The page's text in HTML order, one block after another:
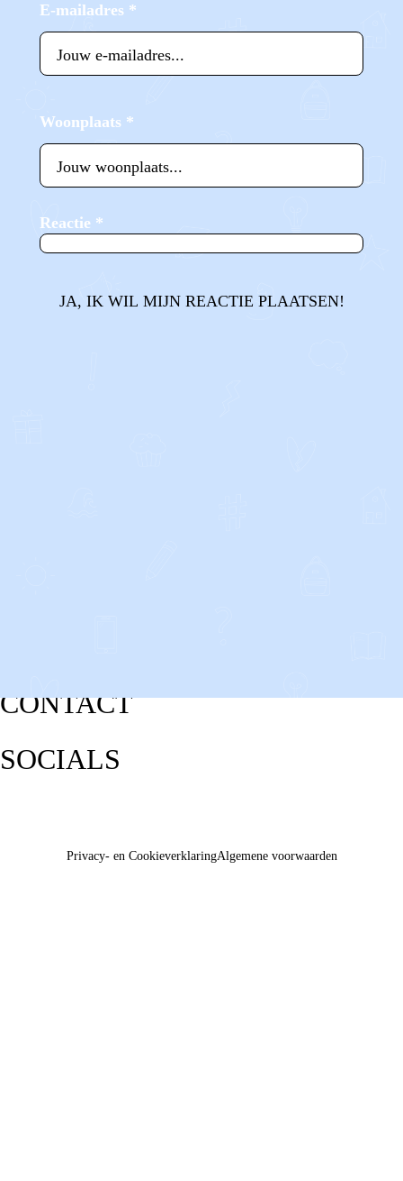
E-mailadres *
Woonplaats *
Reactie *
JA, IK WIL MIJN REACTIE PLAATSEN!
CONTACT
SOCIALS
Privacy- en CookieverklaringAlgemene voorwaarden